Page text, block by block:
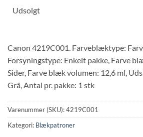
Udsolgt
Canon 4219C001. Farveblæktype:
Forsyningstype: Enkelt pakke, Farve
Sider, Farve blæk volumen: 12,6 ml,
Grå, Antal pr. pakke: 1 stk
Varenummer (SKU):4219C001
Kategori: Blækpatroner